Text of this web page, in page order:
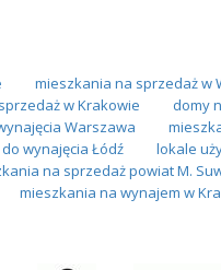
mieszkania na sprzedaż w
w Krakowie domy
Warszawa
wynajęcia Łódź lokale
na sprzedaż powiat M.
mieszkania na wynajem w